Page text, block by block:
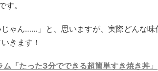
す。
ゃん……」と、思いますが、実際どんな味
きます！
「たった3分でできる超簡単すき焼き丼」